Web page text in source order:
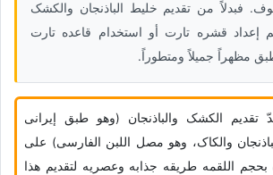
فبدلاً من تقدیم خلیط الباذنجان والکشک
إعداد قشره تارت أو استخدام قاعده تارت
مظهراً جمیلاً ومتطوراً.
تقدیم الکشک والباذنجان (وهو طبق إیرانی
والکاک، وهو مصل اللبن الفارسی) على
اللقمه طریقه جذابه وعصریه لتقدیم هذا